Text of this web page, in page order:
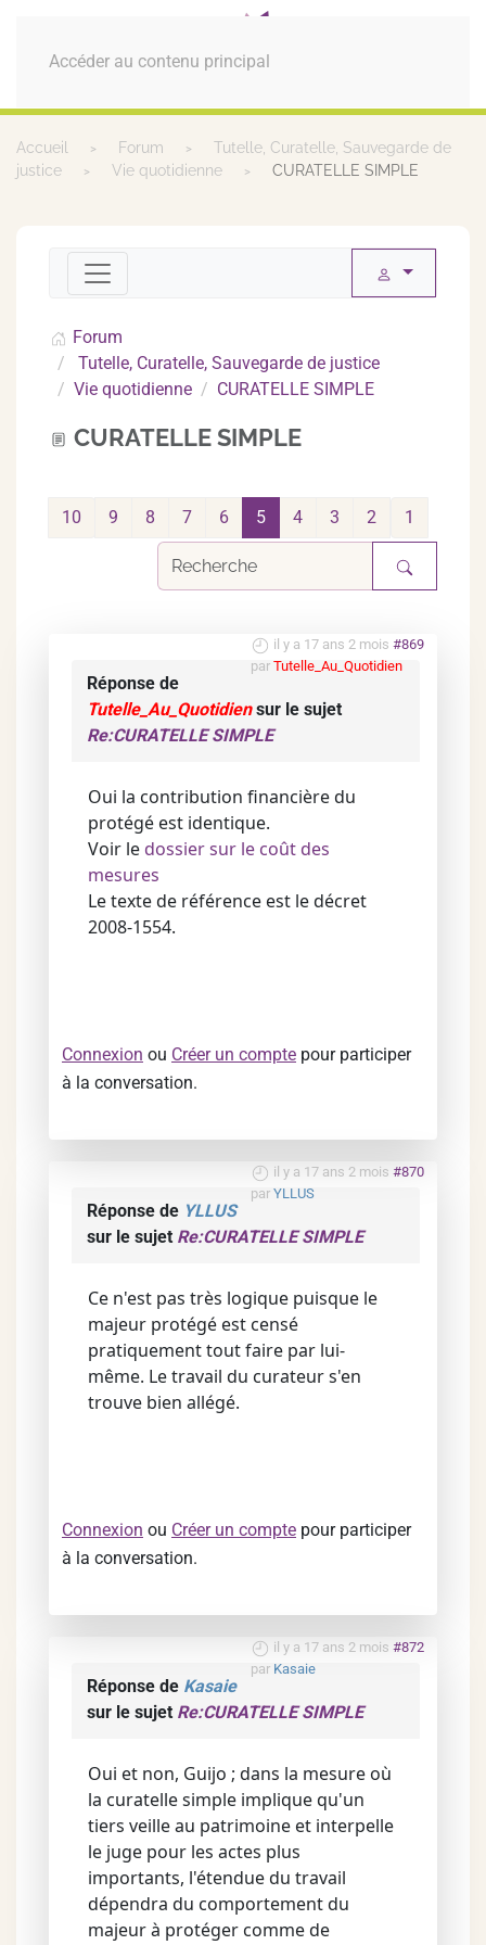
Accéder au contenu principal
MENU
Accueil Forum
Tutelle, Curatelle, Sauvegarde de
justice
Vie quotidienne CURATELLE SIMPLE
Forum
Tutelle, Curatelle, Sauvegarde de justice
Vie quotidienne
CURATELLE SIMPLE
CURATELLE SIMPLE
1
2
3
4
5
6
7
8
9
10
il y a 17 ans 2 mois #869
par Tutelle_Au_Quotidien
Réponse de
Tutelle_Au_Quotidiensur le sujet
Re:CURATELLE SIMPLE
Oui la contribution financière du
protégé est identique.
Voir le dossier sur le coût des
mesures
Le texte de référence est le décret
2008-1554.
Connexion ou Créer un compte pour participer
à la conversation.
il y a 17 ans 2 mois #870
par YLLUS
Réponse de YLLUS
sur le sujet Re:CURATELLE SIMPLE
Ce n'est pas très logique puisque le
majeur protégé est censé
pratiquement tout faire par lui-
même. Le travail du curateur s'en
trouve bien allégé.
Connexion ou Créer un compte pour participer
à la conversation.
il y a 17 ans 2 mois #872
par Kasaie
Réponse de Kasaie
sur le sujet Re:CURATELLE SIMPLE
Oui et non, Guijo ; dans la mesure où
la curatelle simple implique qu'un
tiers veille au patrimoine et interpelle
le juge pour les actes plus
importants, l'étendue du travail
dépendra du comportement du
majeur à protéger comme de